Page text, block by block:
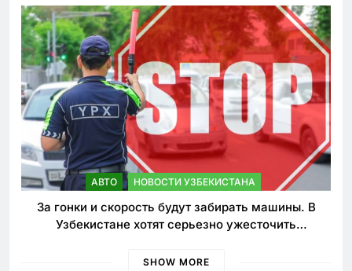
АВТО НОВОСТИ УЗБЕКИСТАНА
За гонки и скорость будут забирать машины. В
Узбекистане хотят серьезно ужесточить
SHOW MORE